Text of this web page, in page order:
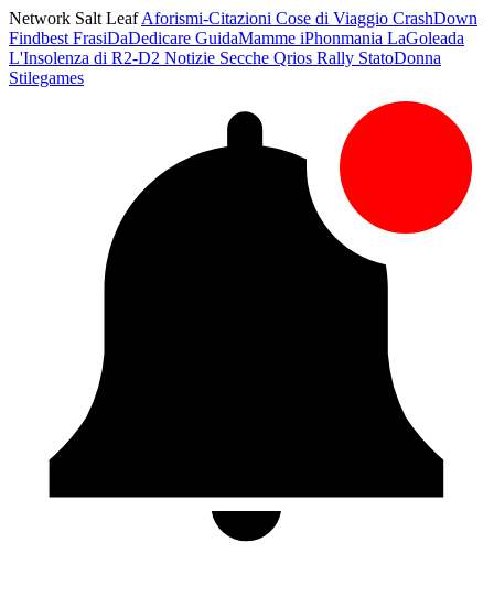
Network Salt LeafAforismi-Citazioni Cose di Viaggio CrashDown
Findbest FrasiDaDedicare GuidaMamme iPhonmania LaGoleada
L'Insolenza di R2-D2 Notizie Secche Qrios Rally StatoDonna
Stilegames